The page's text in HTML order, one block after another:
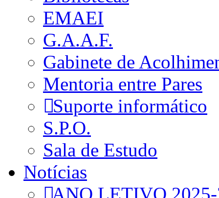
EMAEI
G.A.A.F.
Gabinete de
Mentoria entre Pares
Suporte informático
S.P.O.
Sala de Estudo
Notícias
ANO LETIVO